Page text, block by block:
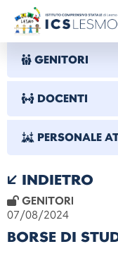
GENITORI
DOCENTI
PERSONALE
INDIETRO
GENITORI
07/08/2024
BORSE DI